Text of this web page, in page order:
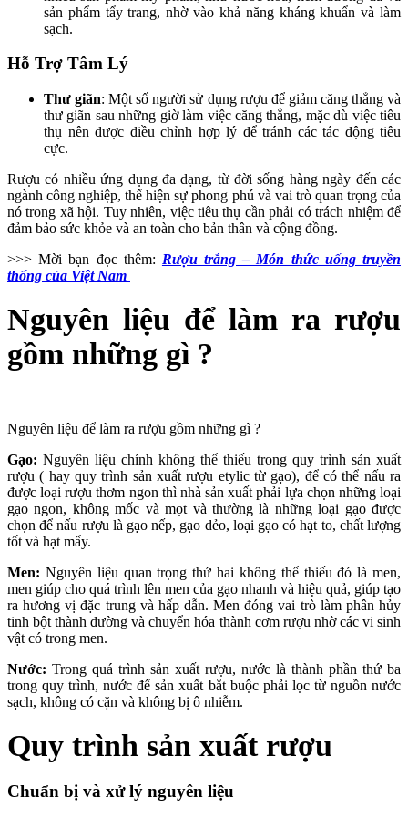
sản phẩm tẩy trang, nhờ vào khả năng kháng khuẩn và làm
sạch.
Hỗ Trợ Tâm Lý
Thư giãn: Một số người sử dụng rượu để giảm căng thẳng và
thư giãn sau những giờ làm việc căng thẳng, mặc dù việc tiêu
thụ nên được điều chỉnh hợp lý để tránh các tác động tiêu
cực.
Rượu có nhiều ứng dụng đa dạng, từ đời sống hàng ngày đến các
ngành công nghiệp, thể hiện sự phong phú và vai trò quan trọng của
nó trong xã hội. Tuy nhiên, việc tiêu thụ cần phải có trách nhiệm để
đảm bảo sức khỏe và an toàn cho bản thân và cộng đồng.
>>> Mời bạn đọc thêm: Rượu trắng – Món thức uống truyền
thống của Việt Nam
Nguyên liệu để làm ra rượu
gồm những gì ?
Nguyên liệu để làm ra rượu gồm những gì ?
Gạo: Nguyên liệu chính không thể thiếu trong quy trình sản xuất
rượu ( hay quy trình sản xuất rượu etylic từ gạo), để có thể nấu ra
được loại rượu thơm ngon thì nhà sản xuất phải lựa chọn những loại
gạo ngon, không mốc và mọt và thường là những loại gạo được
chọn để nấu rượu là gạo nếp, gạo dẻo, loại gạo có hạt to, chất lượng
tốt và hạt mẩy.
Men: Nguyên liệu quan trọng thứ hai không thể thiếu đó là men,
men giúp cho quá trình lên men của gạo nhanh và hiệu quả, giúp tạo
ra hương vị đặc trung và hấp dẫn. Men đóng vai trò làm phân hủy
tinh bột thành đường và chuyển hóa thành cơm rượu nhờ các vi sinh
vật có trong men.
Nước: Trong quá trình sản xuất rượu, nước là thành phần thứ ba
trong quy trình, nước để sản xuất bắt buộc phải lọc từ nguồn nước
sạch, không có cặn và không bị ô nhiễm.
Quy trình sản xuất rượu
Chuẩn bị và xử lý nguyên liệu